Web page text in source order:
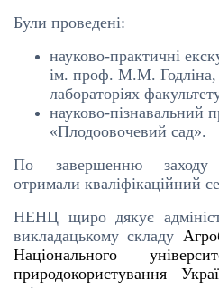
Були проведені:
науково-практичні
ім. проф. М.М. Годліна,
лабораторіях
науково-пізнавальний
«Плодоовочевий сад».
По завершенню заходу
отримали кваліфікаційний
НЕНЦ щиро дякує
викладацькому складу
Національного
природокористування